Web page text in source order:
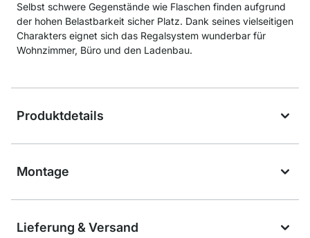
Selbst schwere Gegenstände wie Flaschen finden aufgrund
der hohen Belastbarkeit sicher Platz. Dank seines vielseitigen
Charakters eignet sich das Regalsystem wunderbar für
Wohnzimmer, Büro und den Ladenbau.
Produktdetails
Montage
Lieferung & Versand